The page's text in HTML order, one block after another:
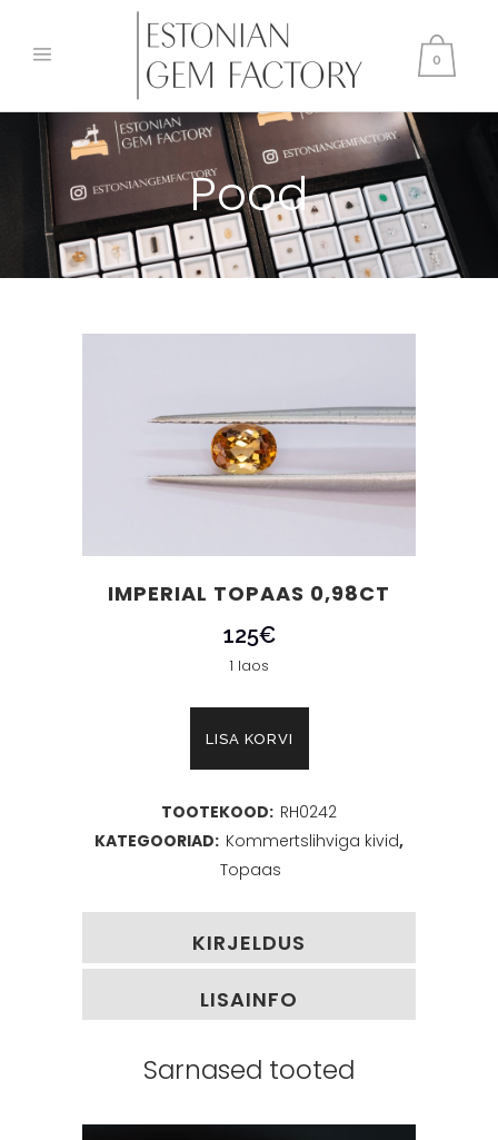
0
Pood
IMPERIAL TOPAAS 0,98CT
125€
1 laos
LISA KORVI
TOOTEKOOD: RH0242
KATEGOORIAD: Kommertslihviga kivid,
Topaas
KIRJELDUS
LISAINFO
Sarnased tooted